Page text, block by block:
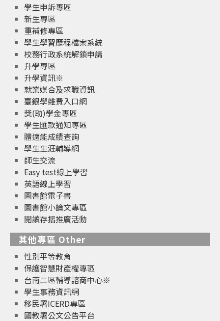
學生申訴專區
新生專區
重補修專區
學生學習歷程檔案系統
校務行政系統解鎖申請
升學專區
升學資訊※
就業媒合及求職資訊
臺銀學雜費入口網
獎(助)學金專區
學生匯款通知專區
體適能成績查詢
學生生涯輔導網
師生交流
Easy test線上學習
英語線上學習
圖書館電子書
圖書館小論文專區
閱讀存摺推廣活動
其他專區 Other
性別平等教育
保護智慧財產權專區
台南二區輔導諮商中心※
學生事務資訊網
移民署ICERD專區
國教署公文公告平台